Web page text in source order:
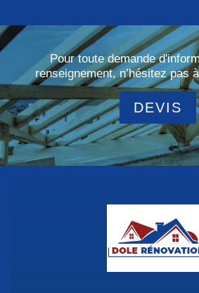
Pour toute demande
renseignement, n’hésitez pas
DEVIS